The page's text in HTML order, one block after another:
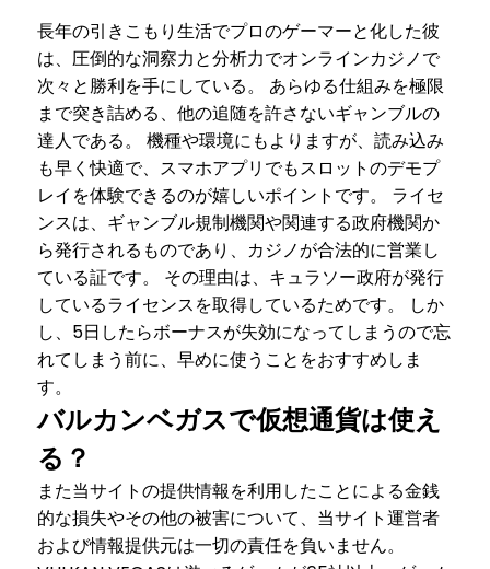
長年の引きこもり生活でプロのゲーマーと化した彼
は、圧倒的な洞察力と分析力でオンラインカジノで
次々と勝利を手にしている。 あらゆる仕組みを極限
まで突き詰める、他の追随を許さないギャンブルの
達人である。 機種や環境にもよりますが、読み込み
も早く快適で、スマホアプリでもスロットのデモプ
レイを体験できるのが嬉しいポイントです。 ライセ
ンスは、ギャンブル規制機関や関連する政府機関か
ら発行されるものであり、カジノが合法的に営業し
ている証です。 その理由は、キュラソー政府が発行
しているライセンスを取得しているためです。 しか
し、5日したらボーナスが失効になってしまうので忘
れてしまう前に、早めに使うことをおすすめしま
す。
バルカンベガスで仮想通貨は使え
る？
また当サイトの提供情報を利用したことによる金銭
的な損失やその他の被害について、当サイト運営者
および情報提供元は一切の責任を負いません。